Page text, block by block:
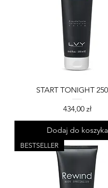
START TONIGHT
Cena
434,00 zł
Dodaj do koszyka
BESTSELLER